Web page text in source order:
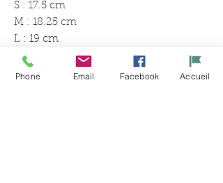
S : 17.5 cm
M : 18.25 cm
L : 19 cm
XL : 20 cm
Phone Email Facebook Accueil